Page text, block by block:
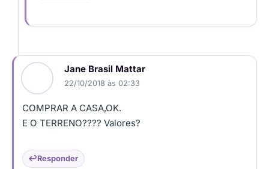
Jane Brasil Mattar
22/10/2018 às 02:33
COMPRAR A CASA,OK.
E O TERRENO???? Valores?
Responder